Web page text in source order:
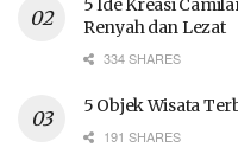
Renyah dan Lezat
334 SHARES
5 Objek Wisata
191 SHARES